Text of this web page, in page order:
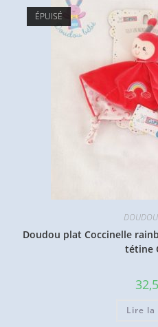
ÉPUISÉ
Doudou plat Coccinelle
tétine
Lire la